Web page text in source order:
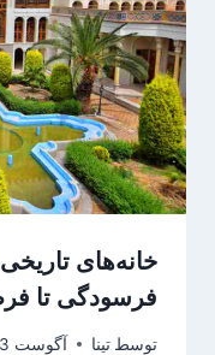
خانه‌های
فرسودگی تا
توسط تینا آگوست 3, 2026